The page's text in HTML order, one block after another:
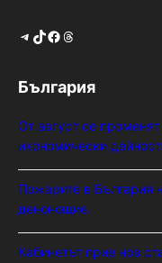
Telegram TikTok Facebook Threads
България
От август се
икономически
Пожарите в България
денонощие.
Кабинетът прие нов